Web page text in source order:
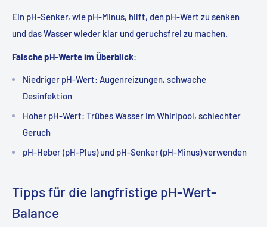
Ein pH-Senker, wie pH-Minus, hilft, den pH-Wert zu senken
und das Wasser wieder klar und geruchsfrei zu machen.
Falsche pH-Werte im Überblick:
Niedriger pH-Wert: Augenreizungen, schwache
Desinfektion
Hoher pH-Wert: Trübes Wasser im Whirlpool, schlechter
Geruch
pH-Heber (pH-Plus) und pH-Senker (pH-Minus) verwenden
Tipps für die langfristige pH-Wert-
Balance